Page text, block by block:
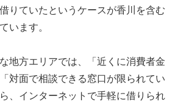
りていたというケースが香川を含む
います。
地方エリアでは、「近くに消費者金
対面で相談できる窓口が限られてい
、インターネットで手軽に借りられ